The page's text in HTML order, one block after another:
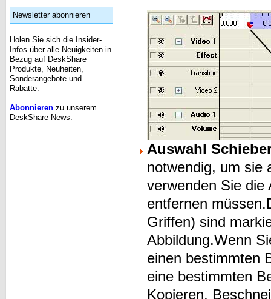
Newsletter abonnieren
Holen Sie sich die Insider-
Infos über alle Neuigkeiten in
Bezug auf DeskShare
Produkte, Neuheiten,
Sonderangebote und
Rabatte.
Abonnieren zu unserem
DeskShare News.
Auswahl
notwendig, um sie
verwenden Sie die
entfernen
Griffen) sind
Abbildung.Wenn
einen bestimmten
eine bestimmten
Kopieren,